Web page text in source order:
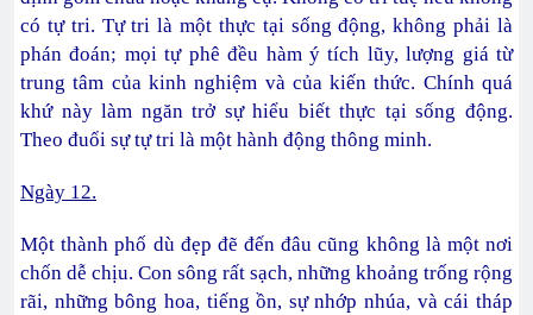
có tự tri. Tự tri là một thực tại sống động, không phải là
phán đoán; mọi tự phê đều hàm ý tích lũy, lượng giá từ
trung tâm của kinh nghiệm và của kiến thức. Chính quá
khứ này làm ngăn trở sự hiểu biết thực tại sống động.
Theo đuổi sự tự tri là một hành động thông minh.
Ngày 12.
Một thành phố dù đẹp đẽ đến đâu cũng không là một nơi
chốn dễ chịu. Con sông rất sạch, những khoảng trống rộng
rãi, những bông hoa, tiếng ồn, sự nhớp nhúa, và cái tháp